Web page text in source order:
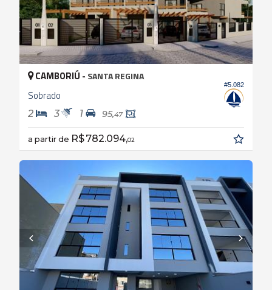
#5.082
CAMBORIÚ - SANTA REGINA
Sobrado
2 3 1 95,47
a partir de R$ 782.094,02